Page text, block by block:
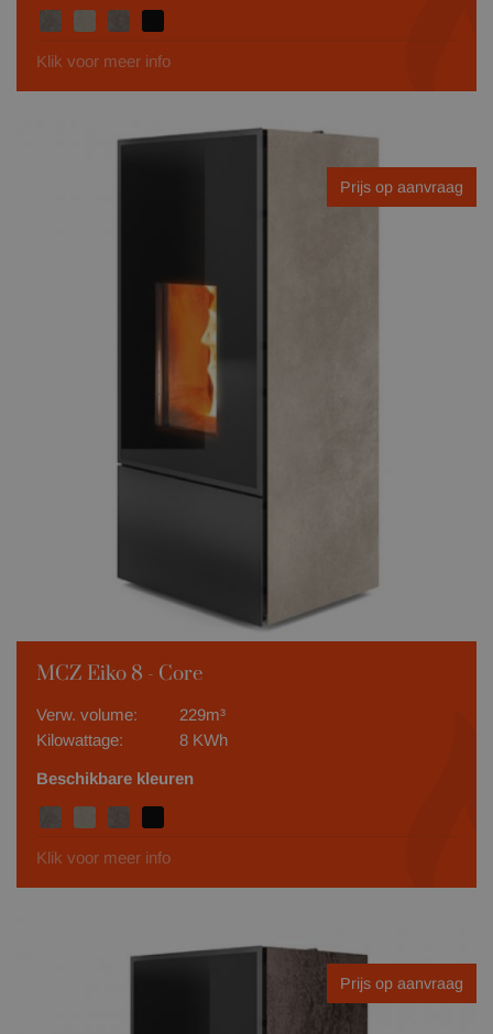
Klik voor meer info
Prijs op aanvraag
MCZ Eiko 8 - Core
Verw. volume:
229m³
Kilowattage:
8 KWh
Beschikbare kleuren
Klik voor meer info
Prijs op aanvraag